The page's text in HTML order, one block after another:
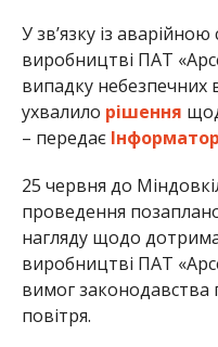
У зв’язку із
виробництві ПАТ
випадку небезпечних
ухвалило рішення
– передає Інформатор
25 червня до
проведення
нагляду щодо
виробництві ПАТ
вимог
повітря.